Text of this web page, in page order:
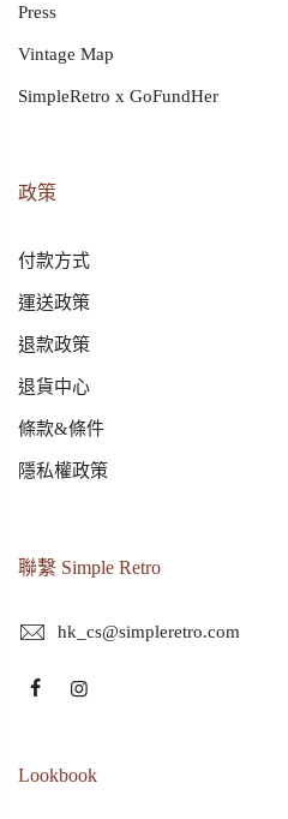
Press
Vintage Map
SimpleRetro x GoFundHer
政策
付款方式
運送政策
退款政策
退貨中心
條款&條件
隱私權政策
聯繫 Simple Retro
hk_cs@simpleretro.com
Lookbook